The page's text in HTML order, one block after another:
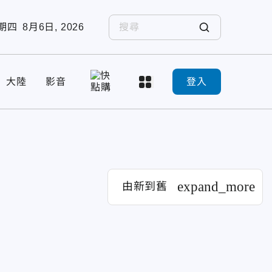
四 8月6日, 2026
大陸 影音 登入
由新到舊 expand_more